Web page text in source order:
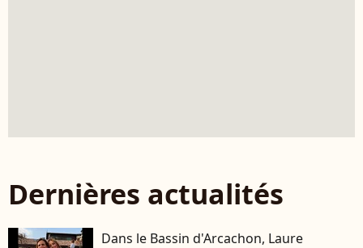
Dernières actualités
Dans le Bassin d'Arcachon, Laure